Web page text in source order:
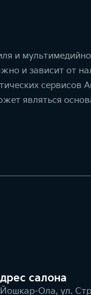
и
и зависит от
сервисов
являться
салонa
Йошкар-Ола, ул.